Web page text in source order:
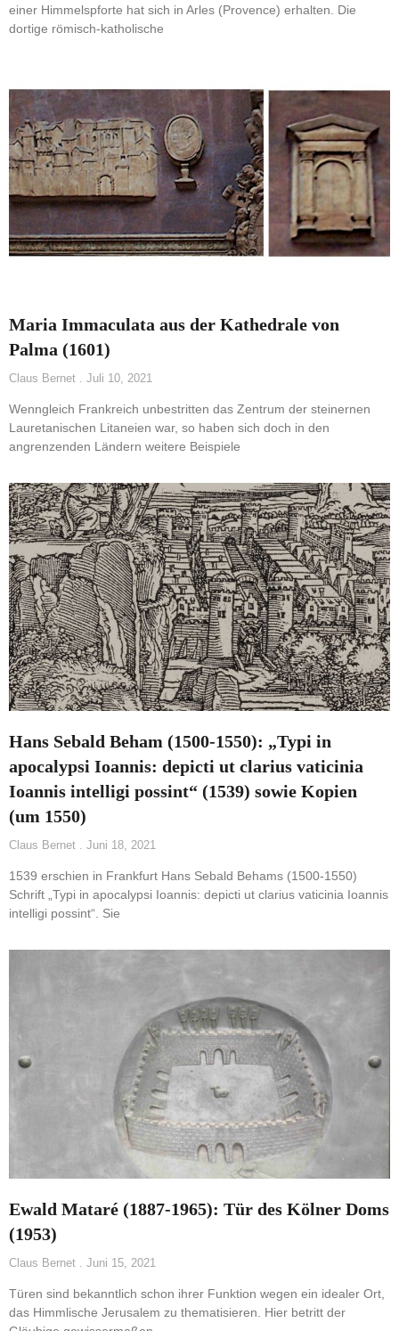
einer Himmelspforte hat sich in Arles (Provence) erhalten. Die
dortige römisch-katholische
Maria Immaculata aus der Kathedrale von
Palma (1601)
Claus Bernet Juli 10, 2021
Wenngleich Frankreich unbestritten das Zentrum der steinernen
Lauretanischen Litaneien war, so haben sich doch in den
angrenzenden Ländern weitere Beispiele
Hans Sebald Beham (1500-1550): „Typi in
apocalypsi Ioannis: depicti ut clarius vaticinia
Ioannis intelligi possint“ (1539) sowie Kopien
(um 1550)
Claus Bernet Juni 18, 2021
1539 erschien in Frankfurt Hans Sebald Behams (1500-1550)
Schrift „Typi in apocalypsi Ioannis: depicti ut clarius vaticinia Ioannis
intelligi possint“. Sie
Ewald Mataré (1887-1965): Tür des Kölner Doms
(1953)
Claus Bernet Juni 15, 2021
Türen sind bekanntlich schon ihrer Funktion wegen ein idealer Ort,
das Himmlische Jerusalem zu thematisieren. Hier betritt der